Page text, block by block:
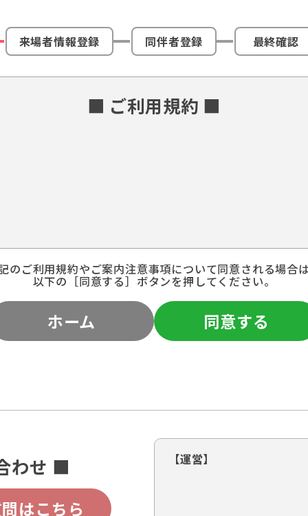
来場者情報登録 同伴者登録 最終確認
■ ご利用規約 ■
のご利用規約やご案内注意事項について同意される場合
以下の［同意する］ボタンを押してください。
ホーム 同意する
わせ ■
はこちら
【運営】